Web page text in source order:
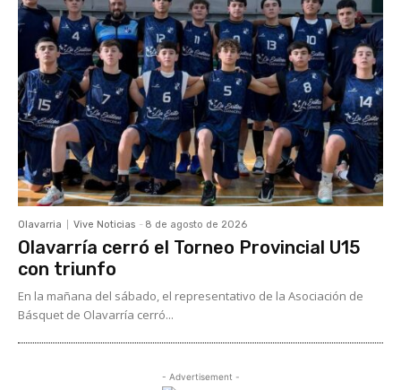
Olavarria Vive Noticias - 8 de agosto de 2026
Olavarría cerró el Torneo Provincial U15
con triunfo
En la mañana del sábado, el representativo de la Asociación de
Básquet de Olavarría cerró...
- Advertisement -